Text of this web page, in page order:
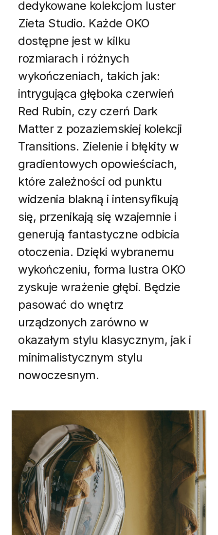
dedykowane kolekcjom luster
Zieta Studio. Każde OKO
dostępne jest w kilku
rozmiarach i różnych
wykończeniach, takich jak:
intrygująca głęboka czerwień
Red Rubin, czy czerń Dark
Matter z pozaziemskiej kolekcji
Transitions. Zielenie i błękity w
gradientowych opowieściach,
które zależności od punktu
widzenia blakną i intensyfikują
się, przenikają się wzajemnie i
generują fantastyczne odbicia
otoczenia. Dzięki wybranemu
wykończeniu, forma lustra OKO
zyskuje wrażenie głębi. Będzie
pasować do wnętrz
urządzonych zarówno w
okazałym stylu klasycznym, jak i
minimalistycznym stylu
nowoczesnym.